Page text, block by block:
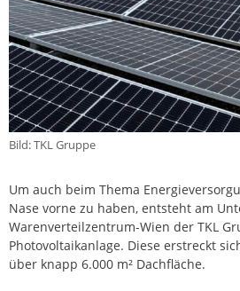
Bild: TKL Gruppe
Um auch beim Thema
Nase vorne zu haben, entsteht am
Warenverteilzentrum-Wien der TKL
Photovoltaikanlage. Diese erstreckt
über knapp 6.000 m² Dachfläche.